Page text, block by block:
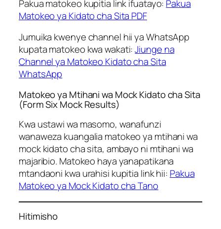
Pakua matokeo kupitia link ifuatayo: Pakua
Matokeo ya Kidato cha Sita PDF
Jumuika kwenye channel hii ya WhatsApp
kupata matokeo kwa wakati:Jiunge na
Channel ya Matokeo Kidato cha Sita
WhatsApp
Matokeo ya Mtihani wa Mock Kidato cha Sita
(Form Six Mock Results)
Kwa ustawi wa masomo, wanafunzi
wanaweza kuangalia matokeo ya mtihani wa
mock kidato cha sita, ambayo ni mtihani wa
majaribio. Matokeo haya yanapatikana
mtandaoni kwa urahisi kupitia link hii: Pakua
Matokeo ya Mock Kidato cha Tano
Hitimisho